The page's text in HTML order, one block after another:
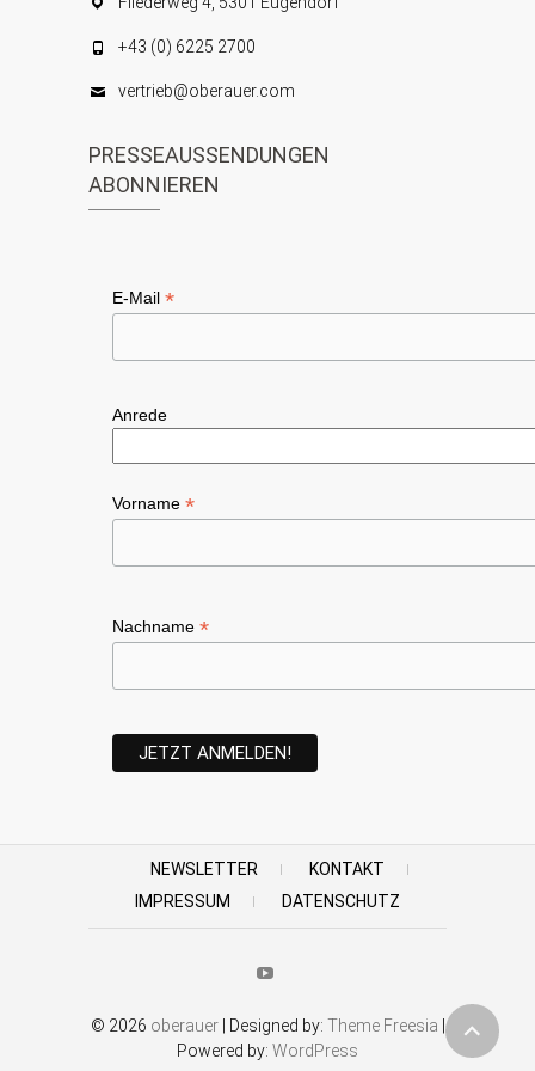
+43 (0) 6225 2700
vertrieb@oberauer.com
PRESSEAUSSENDUNGEN
ABONNIEREN
E-Mail *
Anrede
Vorname *
Nachname *
NEWSLETTER
KONTAKT
IMPRESSUM
DATENSCHUTZ
Youtube
© 2026 oberauer| Designed by: Theme Freesia
Powered by: WordPress